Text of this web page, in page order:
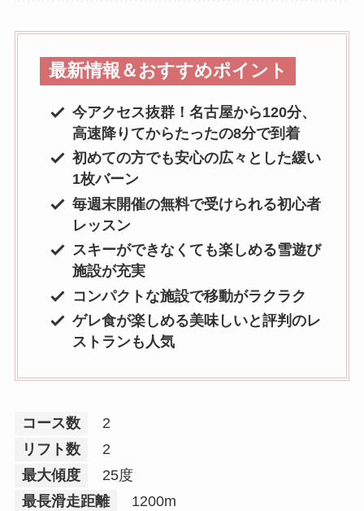
最新情報＆おすすめポイント
今アクセス抜群！名古屋から120分、
高速降りてからたったの8分で到着
初めての方でも安心の広々とした緩い
1枚バーン
毎週末開催の無料で受けられる初心者
レッスン
スキーができなくても楽しめる雪遊び
施設が充実
コンパクトな施設で移動がラクラク
ゲレ食が楽しめる美味しいと評判のレ
ストランも人気
コース数
2
リフト数
2
最大傾度
25度
最長滑走距離
1200m